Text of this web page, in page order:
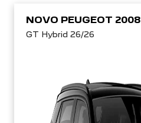
NOVO PEUGEOT 2008
GT Hybrid 26/26